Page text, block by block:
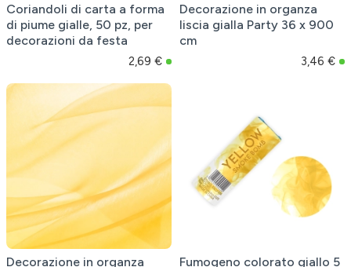
Coriandoli di carta a forma
di piume gialle, 50 pz, per
decorazioni da festa
2,69 €
Decorazione in organza
liscia gialla Party 36 x 900
cm
3,46 €
Decorazione in organza Fumogeno colorato giallo 5